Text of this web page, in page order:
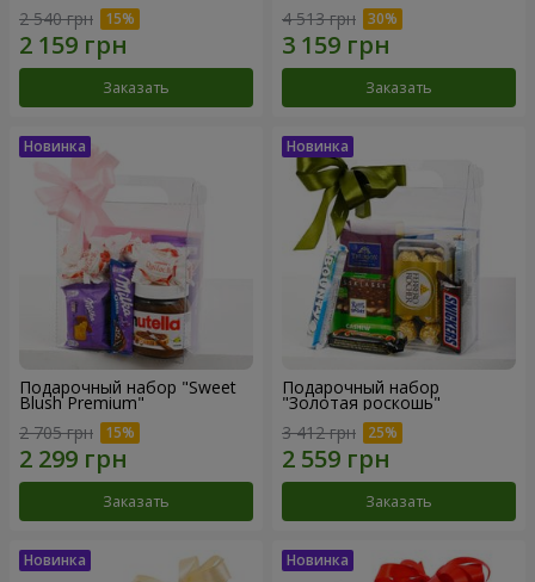
2 540 грн
Заказать
4 513 грн
Заказать
Подарочный набор "Sweet
Blush Premium"
2 705 грн
Заказать
Подарочный набор
"Золотая роскошь"
3 412 грн
Заказать